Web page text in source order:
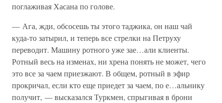
поглаживая Хасана по голове.
— Ага, жди, обсосешь ты этого таджика, он наш чай
куда-то затырил, и теперь все стрелки на Петруху
переводит. Машину ротного уже зае…али клиенты.
Ротный весь на изменах, ни хрена понять не может, чего
это все за чаем приезжают. В общем, ротный в эфир
прокричал, если кто еще приедет за чаем, по е…альнику
получит, — высказался Туркмен, спрыгивая в брони